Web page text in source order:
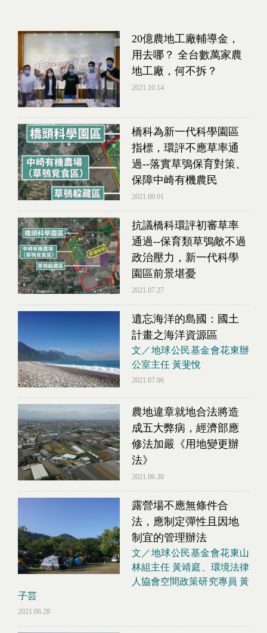
20億農地工廠輔導金，
用去哪？ 全台數萬家農
地工廠，何不拆？
2021.10.14
橋科為新一代科學園區
指標，環評不應草率通
過--落實草鴞保育對策、
保障中崎有機農民
2021.09.01
抗議橋科環評初審草率
通過--保育類草鴞敵不過
政治壓力，新一代科學
園區前景堪憂
2021.07.27
遺忘海洋的島國：國土
計畫之海洋資源區
文／地球公民基金會花東辦
公室主任 黃斐悅
2021.07.06
農地違章就地合法將造
成五大弊病，經濟部應
修法加嚴《用地變更辦
法》
2021.06.30
露營場不應無條件合
法，應制定彈性且因地
制宜的管理辦法
文／地球公民基金會花東山
林組主任 黃靖庭、環境法律
人協會空間政策研究專員 黃
子芸
2021.06.28